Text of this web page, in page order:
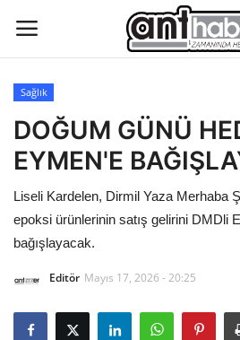
Künye
Eğitim
Aktüel Magazin
Sağlık
DOĞUM GÜNÜ
EYMEN'E
Liseli Kardelen, Dirmil Yaza Merhaba
epoksi ürünlerinin satış gelirini DMDli
bağışlayacak.
Editör Mayıs 17, 2026 - 20:25